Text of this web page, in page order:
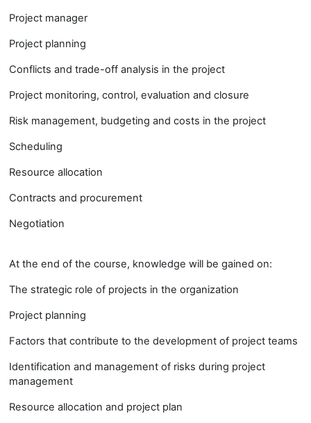
Project manager
Project planning
Conflicts and trade-off analysis in the project
Project monitoring, control, evaluation and closure
Risk management, budgeting and costs in the project
Scheduling
Resource allocation
Contracts and procurement
Negotiation
At the end of the course, knowledge will be gained on:
The strategic role of projects in the organization
Project planning
Factors that contribute to the development of project teams
Identification and management of risks during project
management
Resource allocation and project plan